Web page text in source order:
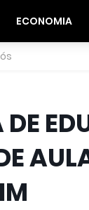
ECONOMIA